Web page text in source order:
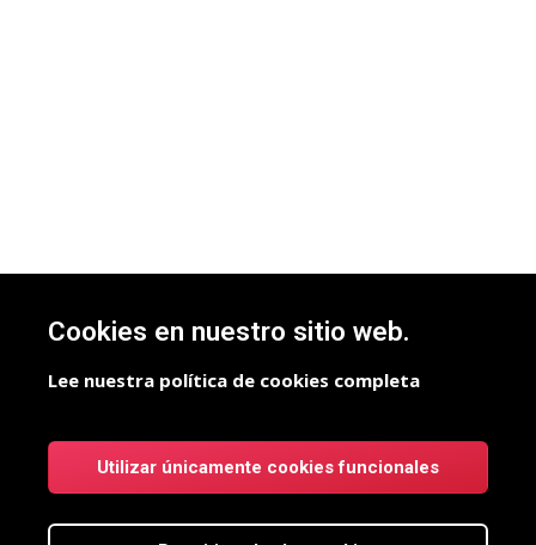
Cookies en nuestro sitio web.
Lee nuestra política de cookies completa
Utilizar únicamente cookies funcionales